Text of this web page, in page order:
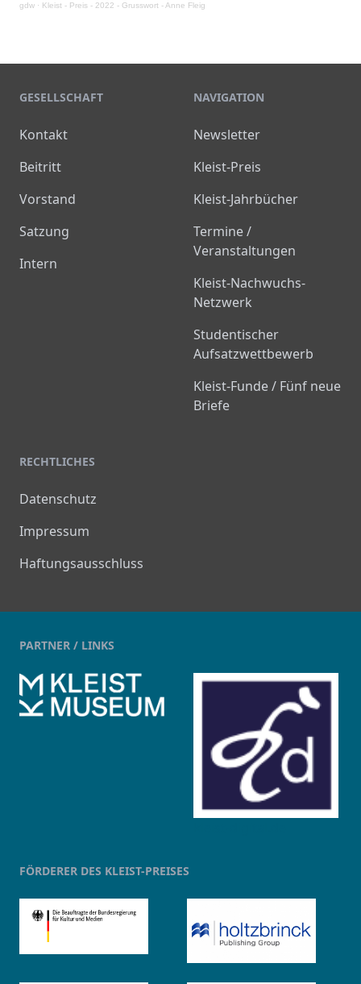
gdw · Kleist - Preis - 2022 - Grusswort - Anne Fleig
GESELLSCHAFT
Kontakt
Beitritt
Vorstand
Satzung
Intern
NAVIGATION
Newsletter
Kleist-Preis
Kleist-Jahrbücher
Termine /
Veranstaltungen
Kleist-Nachwuchs-
Netzwerk
Studentischer
Aufsatzwettbewerb
Kleist-Funde / Fünf neue
Briefe
RECHTLICHES
Datenschutz
Impressum
Haftungsausschluss
PARTNER / LINKS
FÖRDERER DES KLEIST-PREISES